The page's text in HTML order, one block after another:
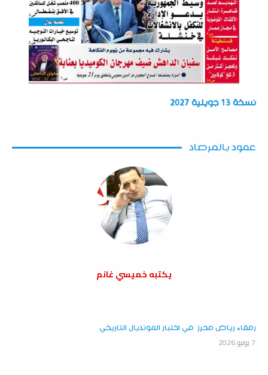
نسخة 13 جويلية 2027
عمود بالمرصاد
يكتبه خميسي غانم
رفقاء رياض محرز في اختبار المونديال التاريخي
7 يونيو 2026